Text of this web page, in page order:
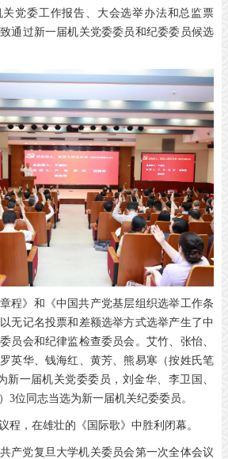
党委工作报告、大会选举办法和总监票
通过新一届机关党委委员和纪委委员候选
程》和《中国共产党基层组织选举工作条
无记名投票和差额选举方式选举产生了中
员会和纪律监检查委员会。艾竹、张怡、
英华、钱海红、黄芳、熊易寒（按姓氏笔
新一届机关党委委员，刘金华、李卫国、
3位同志当选为新一届机关纪委委员。
程，在雄壮的《国际歌》中胜利闭幕。
产党复旦大学机关委员会第一次全体会议